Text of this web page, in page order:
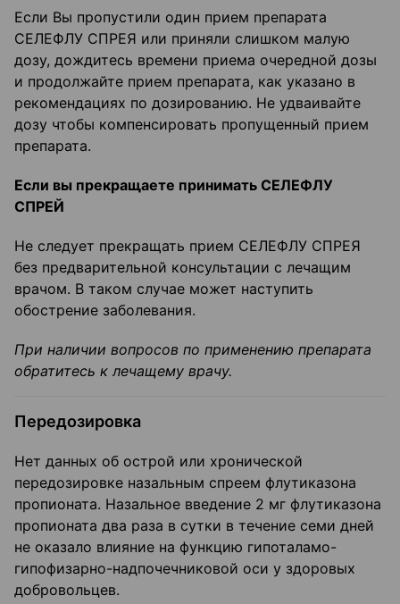
Если Вы пропустили один прием препарата
СЕЛЕФЛУ СПРЕЯ или приняли слишком малую
дозу, дождитесь времени приема очередной дозы
и продолжайте прием препарата, как указано в
рекомендациях по дозированию. Не удваивайте
дозу чтобы компенсировать пропущенный прием
препарата.
Если вы прекращаете принимать СЕЛЕФЛУ
СПРЕЙ
Не следует прекращать прием СЕЛЕФЛУ СПРЕЯ
без предварительной консультации с лечащим
врачом. В таком случае может наступить
обострение заболевания.
При наличии вопросов по применению препарата
обратитесь к лечащему врачу.
Передозировка
Нет данных об острой или хронической
передозировке назальным спреем флутиказона
пропионата. Назальное введение 2 мг флутиказона
пропионата два раза в сутки в течение семи дней
не оказало влияние на функцию гипоталамо-
гипофизарно-надпочечниковой оси у здоровых
добровольцев.